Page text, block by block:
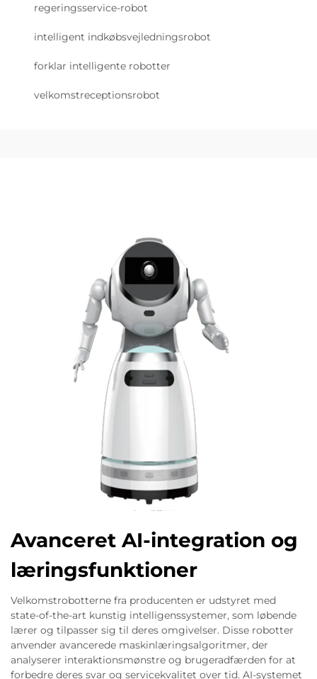
regeringsservice-robot
intelligent indkøbsvejledningsrobot
forklar intelligente robotter
velkomstreceptionsrobot
Avanceret AI-integration og
læringsfunktioner
Velkomstrobotterne fra producenten er udstyret med
state-of-the-art kunstig intelligenssystemer, som løbende
lærer og tilpasser sig til deres omgivelser. Disse robotter
anvender avancerede maskinlæringsalgoritmer, der
analyserer interaktionsmønstre og brugeradfærden for at
forbedre deres svar og servicekvalitet over tid. AI-systemet